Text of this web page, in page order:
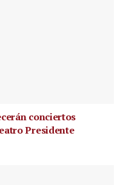
conciertos
Presidente